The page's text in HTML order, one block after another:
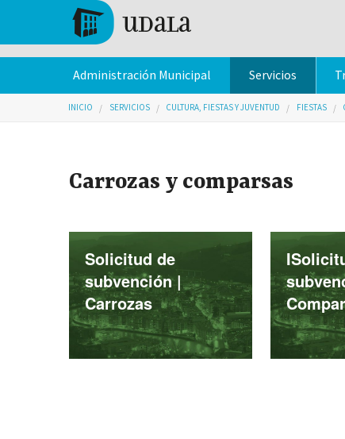
Pasar al contenido principal
Administración Municipal Servicios
Usted está aquí
INICIO SERVICIOS CULTURA, FIESTAS Y JUVENTUD FIESTAS
Carrozas y comparsas
Solicitud de
subvención |
Carrozas